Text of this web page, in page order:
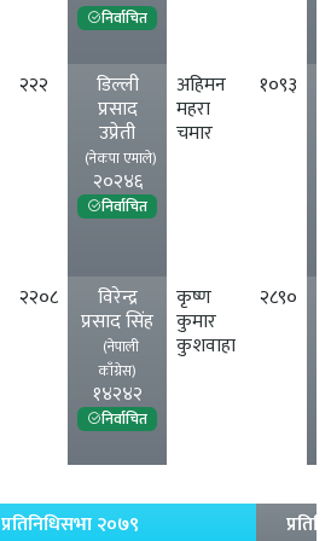
निर्वाचित
२२२ डिल्ली
प्रसाद
उप्रेती
(नेकपा एमाले)
२०२४६
निर्वाचित
अहिमन
महरा
चमार
१०९३
२२०८ विरेन्द्र
प्रसाद सिंह
(नेपाली
काँग्रेस)
१४२४२
निर्वाचित
कृष्ण
कुमार
कुशवाहा
२८९०
प्रतिनिधिसभा २०७९